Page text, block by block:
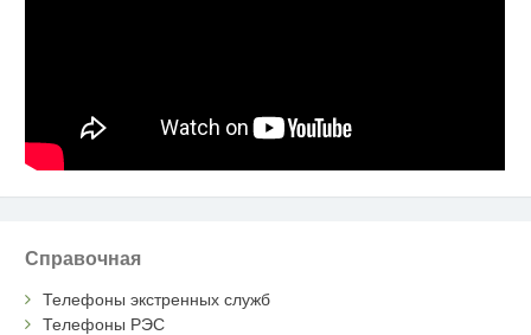
Справочная
Телефоны экстренных служб
Телефоны РЭС